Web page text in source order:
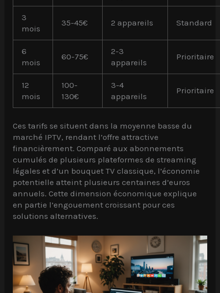
3
mois
35-45€ 2 appareils Standard
6
mois
60-75€
2-3
appareils
Prioritaire
12
mois
100-
130€
3-4
appareils
Prioritaire
Ces tarifs se situent dans la moyenne basse du
marché IPTV, rendant l’offre attractive
financièrement. Comparé aux abonnements
cumulés de plusieurs plateformes de streaming
légales et d’un bouquet TV classique, l’économie
potentielle atteint plusieurs centaines d’euros
annuels. Cette dimension économique explique
en partie l’engouement croissant pour ces
solutions alternatives.